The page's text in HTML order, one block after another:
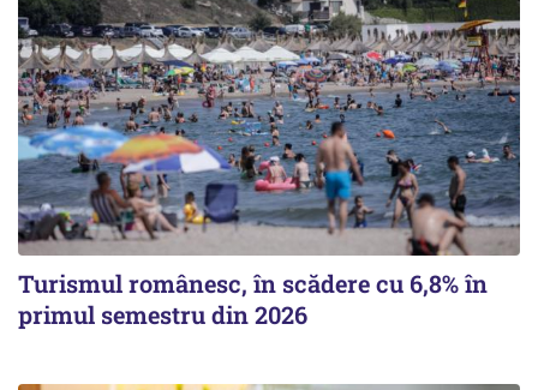
Turismul românesc, în scădere cu 6,8% în
primul semestru din 2026